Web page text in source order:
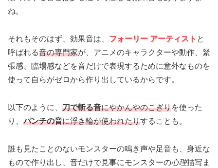
ね。
それもそのはず、効果音は、 フォーリー アーティスト と
呼ばれる音の専門家が、アニメのキャラクターや動作、緊
張感、臨場感などを音だけで表現するために意外なものを
使って自らがゼロから作り出しているからです。
以下のように、 刀で斬る音にやかんやのこぎりを使った
り、パンチの音に浮き輪が使われたりすることも。
誰も見たことのないモンスターの鳴き声や足音も、身近な
もので作り出し、音だけで見事にモンスターの心理描写ま